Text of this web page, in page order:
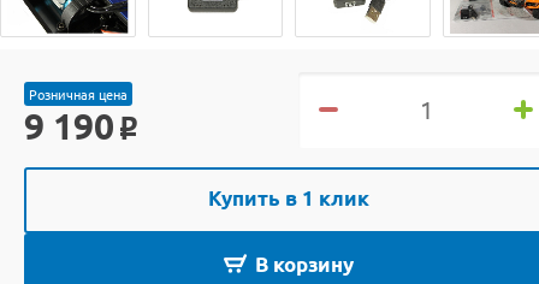
Розничная цена
9 190 o
Купить в 1 клик
В корзину